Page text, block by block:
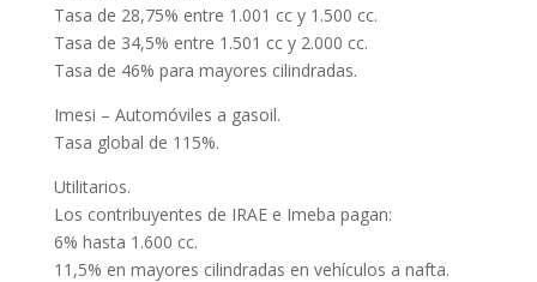
Tasa de 28,75% entre 1.001 cc y 1.500 cc.
Tasa de 34,5% entre 1.501 cc y 2.000 cc.
Tasa de 46% para mayores cilindradas.
Imesi – Automóviles a gasoil.
Tasa global de 115%.
Utilitarios.
Los contribuyentes de IRAE e Imeba pagan:
6% hasta 1.600 cc.
11,5% en mayores cilindradas en vehículos a nafta.